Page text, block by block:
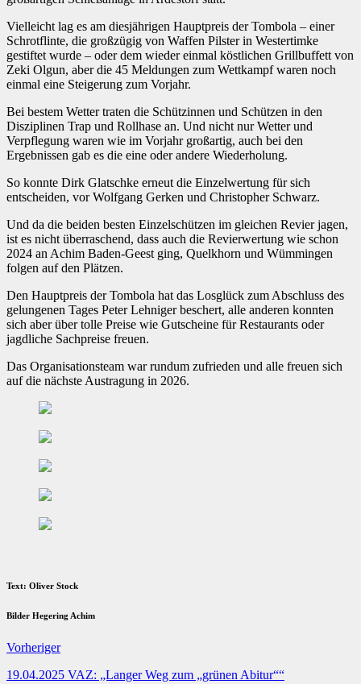
Vielleicht lag es am diesjährigen Hauptpreis der Tombola – einer
Schrotflinte, die großzügig von Waffen Pilster in Westertimke
gestiftet wurde – oder dem wieder einmal köstlichen Grillbuffett von
Zeki Olgun, aber die 45 Meldungen zum Wettkampf waren noch
einmal eine Steigerung zum Vorjahr.
Bei bestem Wetter traten die Schützinnen und Schützen in den
Disziplinen Trap und Rollhase an. Und nicht nur Wetter und
Verpflegung waren wie im Vorjahr großartig, auch bei den
Ergebnissen gab es die eine oder andere Wiederholung.
So konnte Dirk Glatschke erneut die Einzelwertung für sich
entscheiden, vor Wolfgang Gerken und Christopher Schwarz.
Und da die beiden besten Einzelschützen im gleichen Revier jagen,
ist es nicht überraschend, dass auch die Revierwertung wie schon
2024 an Achim Baden-Geest ging, Quelkhorn und Wümmingen
folgen auf den Plätzen.
Den Hauptpreis der Tombola hat das Losglück zum Abschluss des
gelungenen Tages Peter Lehniger beschert, alle anderen konnten
sich aber über tolle Preise wie Gutscheine für Restaurants oder
jagdliche Sachpreise freuen.
Das Organisationsteam war rundum zufrieden und alle freuen sich
auf die nächste Austragung in 2026.
Text: Oliver Stock
Bilder Hegering Achim
Vorheriger
19.04.2025 VAZ: „Langer Weg zum „grünen Abitur““